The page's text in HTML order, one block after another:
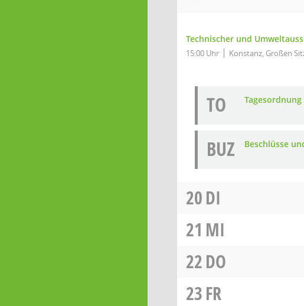
Technischer und
15:00 Uhr Konstanz, Großen
TO
BUZ Beschlüsse
20DI
21 MI
22DO
23FR